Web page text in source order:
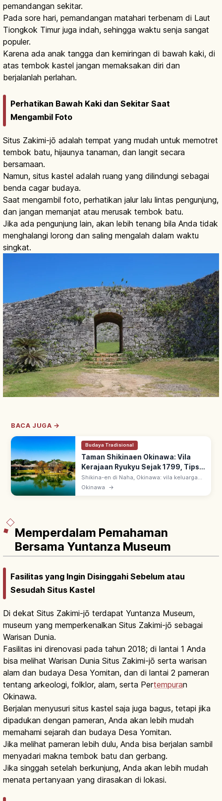
pemandangan sekitar.
Pada sore hari, pemandangan matahari terbenam di Laut
Tiongkok Timur juga indah, sehingga waktu senja sangat
populer.
Karena ada anak tangga dan kemiringan di bawah kaki, di
atas tembok kastel jangan memaksakan diri dan
berjalanlah perlahan.
Perhatikan Bawah Kaki dan Sekitar Saat
Mengambil Foto
Situs Zakimi-jō adalah tempat yang mudah untuk memotret
tembok batu, hijaunya tanaman, dan langit secara
bersamaan.
Namun, situs kastel adalah ruang yang dilindungi sebagai
benda cagar budaya.
Saat mengambil foto, perhatikan jalur lalu lintas pengunjung,
dan jangan memanjat atau merusak tembok batu.
Jika ada pengunjung lain, akan lebih tenang bila Anda tidak
menghalangi lorong dan saling mengalah dalam waktu
singkat.
BACA JUGA →
Budaya Tradisional
Taman Shikinaen Okinawa: Vila
Kerajaan Ryukyu Sejak 1799, Tips
Berkunjung
Shikina-en di Naha, Okinawa: vila keluarga
kerajaan Ryukyu sejak 1799, wisma tamu
Okinawa →
Memperdalam Pemahaman
Bersama Yuntanza Museum
Fasilitas yang Ingin Disinggahi Sebelum atau
Sesudah Situs Kastel
Di dekat Situs Zakimi-jō terdapat Yuntanza Museum,
museum yang memperkenalkan Situs Zakimi-jō sebagai
Warisan Dunia.
Fasilitas ini direnovasi pada tahun 2018; di lantai 1 Anda
bisa melihat Warisan Dunia Situs Zakimi-jō serta warisan
alam dan budaya Desa Yomitan, dan di lantai 2 pameran
tentang arkeologi, folklor, alam, serta Pertempuran
Okinawa.
Berjalan menyusuri situs kastel saja juga bagus, tetapi jika
dipadukan dengan pameran, Anda akan lebih mudah
memahami sejarah dan budaya Desa Yomitan.
Jika melihat pameran lebih dulu, Anda bisa berjalan sambil
menyadari makna tembok batu dan gerbang.
Jika singgah setelah berkunjung, Anda akan lebih mudah
menata pertanyaan yang dirasakan di lokasi.